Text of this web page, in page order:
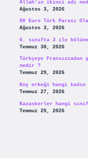
Allah’ın ikinci adı
Ağustos 3, 2026
80 Euro Türk Parası
Ağustos 3, 2026
6. sınıfta 3 ile
Temmuz 30, 2026
Türkçeye
nedir ?
Temmuz 29, 2026
Koç erkeği hangi
Temmuz 27, 2026
Kazaskerler hangi
Temmuz 25, 2026